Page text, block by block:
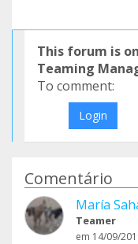
This forum is
Teaming
To comment:
Login
Comentário
María
Teamer
em 14/09/